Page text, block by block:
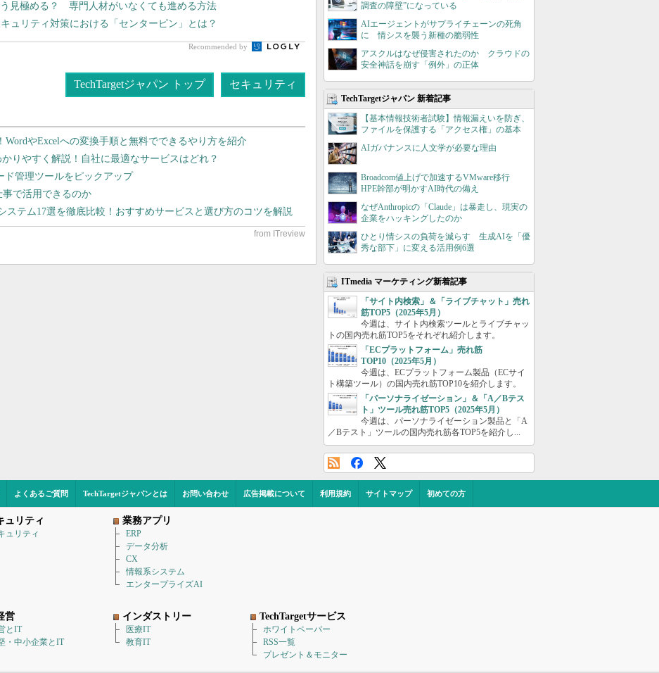
見極める？ 専門人材がいなくても進める方法
ュリティ対策における「センターピン」とは？
Recommended by
TechTargetジャパン トップ セキュリティ
やExcelへの変換手順と無料でできるやり方を紹介
かりやすく解説！自社に最適なサービスはどれ？
ド管理ツールをピックアップ
事で活用できるのか
ステム17選を徹底比較！おすすめサービスと選び方のコツを解説
調査の障壁”になっている
AIエージェントがサプライチェーンの死角
に 情シスを襲う新種の脆弱性
アスクルはなぜ侵害されたのか クラウドの
安全神話を崩す「例外」の正体
TechTargetジャパン 新着記事
【基本情報技術者試験】情報漏えいを防ぎ、
ファイルを保護する「アクセス権」の基本
AIガバナンスに人文学が必要な理由
Broadcom値上げで加速するVMware移行
HPE幹部が明かすAI時代の備え
なぜAnthropicの「Claude」は暴走し、現実の
企業をハッキングしたのか
ひとり情シスの負荷を減らす 生成AIを「優
秀な部下」に変える活用例6選
ITmedia マーケティング新着記事
「サイト内検索」＆「ライブチャット」売れ
筋TOP5（2025年5月）
今週は、サイト内検索ツールとライブチャッ
トの国内売れ筋TOP5をそれぞれ紹介します。
「ECプラットフォーム」売れ筋
TOP10（2025年5月）
今週は、ECプラットフォーム製品（ECサイ
ト構築ツール）の国内売れ筋TOP10を紹介します。
「パーソナライゼーション」＆「A／Bテス
ト」ツール売れ筋TOP5（2025年5月）
今週は、パーソナライゼーション製品と「A
／Bテスト」ツールの国内売れ筋各TOP5を紹介し...
よくあるご質問 TechTargetジャパンとは お問い合わせ 広告掲載について 利用規約 サイトマップ 初めての方
ュリティ
ュリティ
業務アプリ
ERP
データ分析
CX
情報系システム
エンタープライズAI
営
とIT
・中小企業とIT
インダストリー
医療IT
教育IT
TechTargetサービス
ホワイトペーパー
RSS一覧
プレゼント＆モニター